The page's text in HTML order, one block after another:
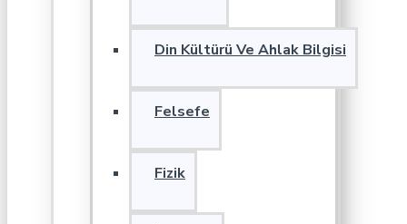
Din Kültürü Ve Ahlak Bilgisi
Felsefe
Fizik